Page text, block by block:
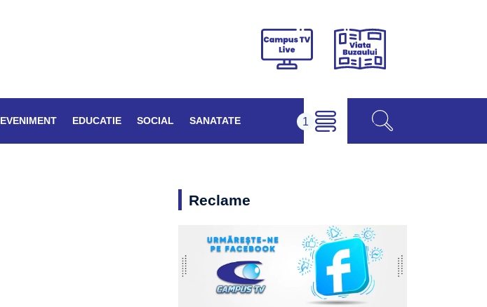
Campus
Viața
EVENIMENT EDUCATIE SOCIAL SANATATE
Reclame